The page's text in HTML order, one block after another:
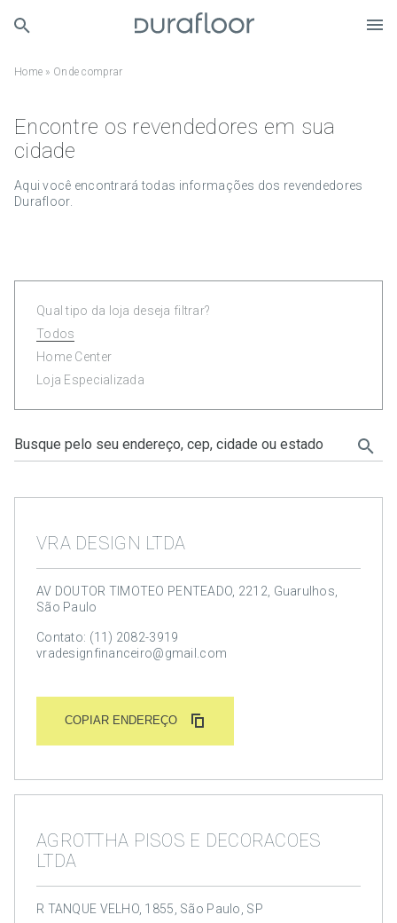
Home » Onde comprar
Encontre os revendedores em sua
cidade
Aqui você encontrará todas informações dos revendedores
Durafloor.
Qual tipo da loja deseja filtrar?
Todos
Home Center
Loja Especializada
VRA DESIGN LTDA
AV DOUTOR TIMOTEO PENTEADO, 2212, Guarulhos,
São Paulo
Contato: (11) 2082-3919
vradesignfinanceiro@gmail.com
COPIAR ENDEREÇO
AGROTTHA PISOS E DECORACOES
LTDA
R TANQUE VELHO, 1855, São Paulo, SP